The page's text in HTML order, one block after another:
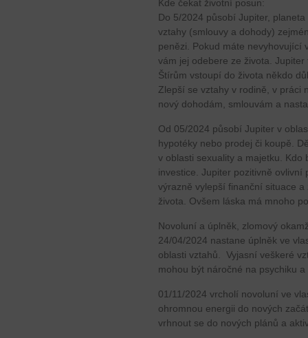
Kde čekat životní posun:
Do 5/2024 působí Jupiter,
vztahy (smlouvy a dohody)
penězi. Pokud máte nevyhovující
vám jej odebere ze života.
Štírům vstoupí do života někdo
Zlepší se vztahy v rodině, v práci
nový dohodám, smlouvám a
Od 05/2024 působí Jupiter v
hypotéky nebo prodej či koupě.
v oblasti sexuality a majetku.
investice. Jupiter pozitivně
výrazně vylepší finanční situace
života. Ovšem láska má mnoho
Novoluní a úplněk, zlomový
24/04/2024 nastane úplněk ve
oblasti vztahů. Vyjasní veškeré
mohou být náročné na psychiku
01/11/2024 vrcholí novoluní ve
ohromnou energii do nových
vrhnout se do nových plánů a